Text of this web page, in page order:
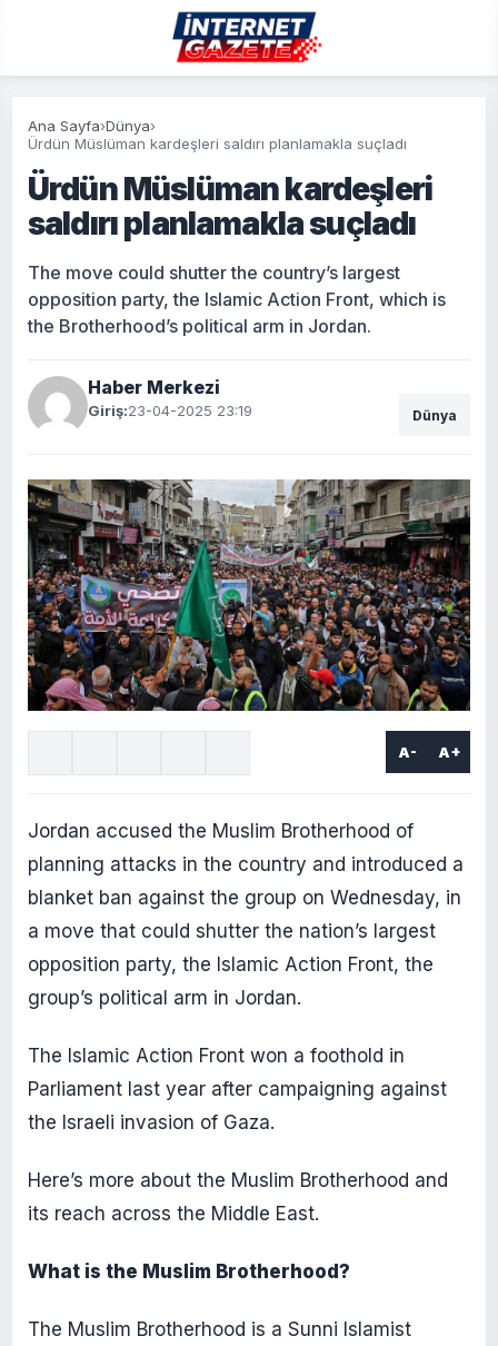
Ana Sayfa›Dünya›
Ürdün Müslüman kardeşleri saldırı planlamakla suçladı
Ürdün Müslüman kardeşleri
saldırı planlamakla suçladı
The move could shutter the country’s largest
opposition party, the Islamic Action Front, which is
the Brotherhood’s political arm in Jordan.
Haber Merkezi
Giriş:23-04-2025 23:19 Dünya
A- A+
Jordan accused the Muslim Brotherhood of
planning attacks in the country and introduced a
blanket ban against the group on Wednesday, in
a move that could shutter the nation’s largest
opposition party, the Islamic Action Front, the
group’s political arm in Jordan.
The Islamic Action Front won a foothold in
Parliament last year after campaigning against
the Israeli invasion of Gaza.
Here’s more about the Muslim Brotherhood and
its reach across the Middle East.
What is the Muslim Brotherhood?
The Muslim Brotherhood is a Sunni Islamist